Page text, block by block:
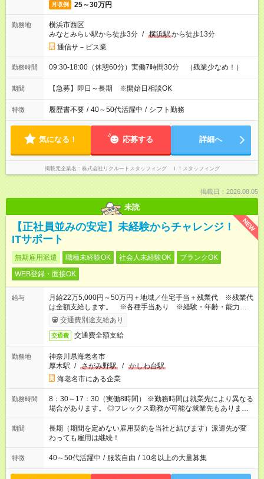
月収例 25～30万円
勤務地
横浜市西区
みなとみらい駅から徒歩3分 / 横浜駅から徒歩13分
通信サ－ビス業
勤務時間 09:30-18:00（休憩60分）実働7時間30分 （残業少なめ！）
期間 【急募】即日～長期 ※開始日相談OK
特徴 履歴書不要 / 40～50代活躍中 / シフト勤務
気になる！ 応募する 詳細へ
掲載元企業名 株式会社リクルートスタッフィング ＩＴスタッフィング
掲載日：2026.08.05
未読
NEW
【正社員並みの安定】未経験からチャレンジ！
ITサポート
無期雇用派遣 職種未経験OK 社会人未経験OK
ブランクOK
WEB登録・面接OK
給与
月給22万5,000円～50万円＋地域／住宅手当＋残業代 ※残業代
は全額支給します。 ※各種手当あり ※経験・年齢・能力等を
考慮して加給・優遇します。
交通費別途支給あり
交通費 交通費全額支給
勤務地
神奈川県海老名市
厚木駅 / さがみ野駅 / かしわ台駅
海老名市にある企業
勤務時間
8：30～17：30（実働8時間） ※勤務時間は就業先により異なる
場合があります。 ◎フレックス勤務が可能な就業先もありま
す。 ◎今よりもさらに働きやすい環境をつくるべく、 働き方
改革に全社をあげて取り組んでいます。
期間
長期（期間を定めない雇用契約を当社と結びます）派遣先が変
わっても雇用は継続！
特徴 40～50代活躍中 / 服装自由 / 10名以上の大量募集